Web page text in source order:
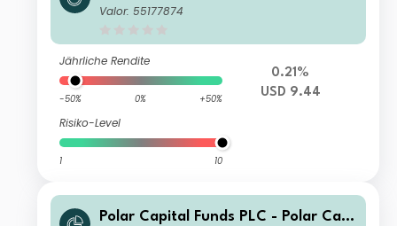
tal Global Technology Fund R Acc
Valor: 55177874
Jährliche Rendite
-50% 0% +50%
Risiko-Level
1 10
0.21%
USD 9.44
Polar Capital Funds PLC - Polar Capi